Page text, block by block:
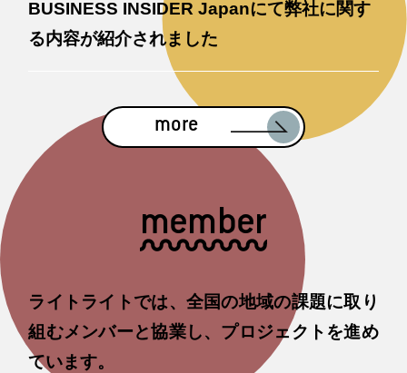
BUSINESS INSIDER Japanにて弊社に関す
る内容が紹介されました
more
member
ライトライトでは、全国の地域の課題に取り
組むメンバーと協業し、プロジェクトを進め
ています。